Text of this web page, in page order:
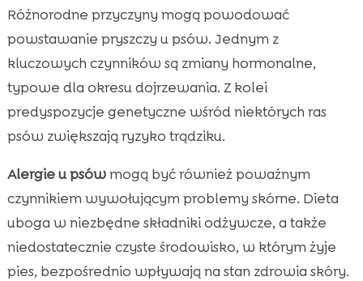
Różnorodne przyczyny mogą powodować
powstawanie pryszczy u psów. Jednym z
kluczowych czynników są zmiany hormonalne,
typowe dla okresu dojrzewania. Z kolei
predyspozycje genetyczne wśród niektórych ras
psów zwiększają ryzyko trądziku.
Alergie u psówmogą być również poważnym
czynnikiem wywołującym problemy skórne. Dieta
uboga w niezbędne składniki odżywcze, a także
niedostatecznie czyste środowisko, w którym żyje
pies, bezpośrednio wpływają na stan zdrowia skóry.